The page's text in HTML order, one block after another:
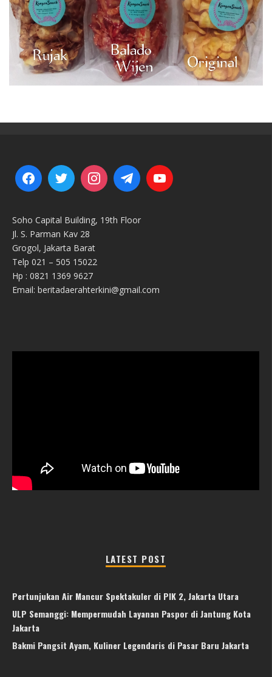
Soho Capital Building, 19th Floor
Jl. S. Parman Kav 28
Grogol, Jakarta Barat
Telp 021 – 505 15022
Hp : 0821 1369 9627
Email: beritadaerahterkini@gmail.com
LATEST POST
Pertunjukan Air Mancur Spektakuler di PIK 2, Jakarta Utara
ULP Semanggi: Mempermudah Layanan Paspor di Jantung Kota
Jakarta
Bakmi Pangsit Ayam, Kuliner Legendaris di Pasar Baru Jakarta